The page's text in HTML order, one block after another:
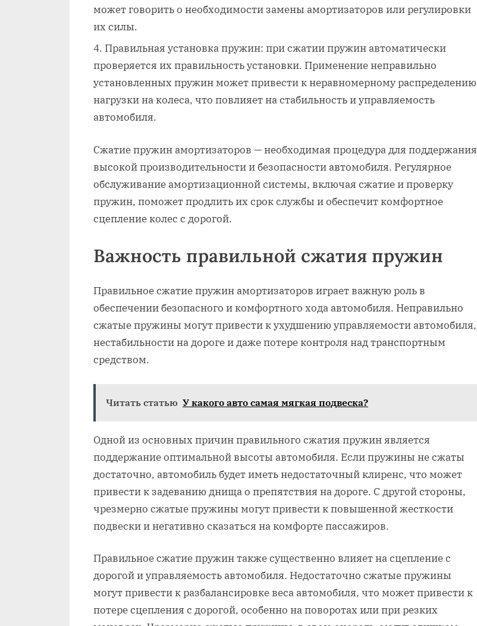
может говорить о необходимости замены амортизаторов или регулировки
их силы.
Правильная установка пружин: при сжатии пружин автоматически
проверяется их правильность установки. Применение неправильно
установленных пружин может привести к неравномерному распределению
нагрузки на колеса, что повлияет на стабильность и управляемость
автомобиля.
Сжатие пружин амортизаторов — необходимая процедура для поддержания
высокой производительности и безопасности автомобиля. Регулярное
обслуживание амортизационной системы, включая сжатие и проверку
пружин, поможет продлить их срок службы и обеспечит комфортное
сцепление колес с дорогой.
Важность правильной сжатия пружин
Правильное сжатие пружин амортизаторов играет важную роль в
обеспечении безопасного и комфортного хода автомобиля. Неправильно
сжатые пружины могут привести к ухудшению управляемости автомобиля,
нестабильности на дороге и даже потере контроля над транспортным
средством.
Читать статью У какого авто самая мягкая подвеска?
Одной из основных причин правильного сжатия пружин является
поддержание оптимальной высоты автомобиля. Если пружины не сжаты
достаточно, автомобиль будет иметь недостаточный клиренс, что может
привести к задеванию днища о препятствия на дороге. С другой стороны,
чрезмерно сжатые пружины могут привести к повышенной жесткости
подвески и негативно сказаться на комфорте пассажиров.
Правильное сжатие пружин также существенно влияет на сцепление с
дорогой и управляемость автомобиля. Недостаточно сжатые пружины
могут привести к разбалансировке веса автомобиля, что может привести к
потере сцепления с дорогой, особенно на поворотах или при резких